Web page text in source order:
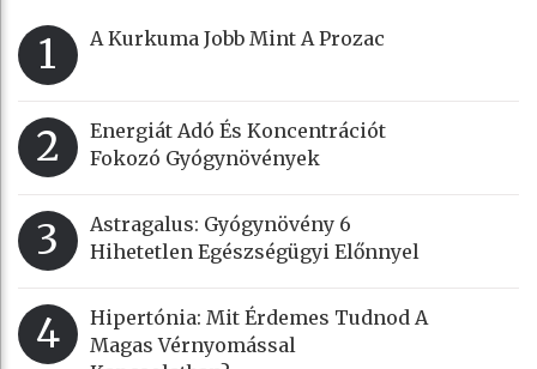
1 A Kurkuma Jobb Mint A Prozac
2
Energiát Adó És Koncentrációt
Fokozó Gyógynövények
3
Astragalus: Gyógynövény 6
Hihetetlen Egészségügyi Előnnyel
4
Hipertónia: Mit Érdemes Tudnod A
Magas Vérnyomással